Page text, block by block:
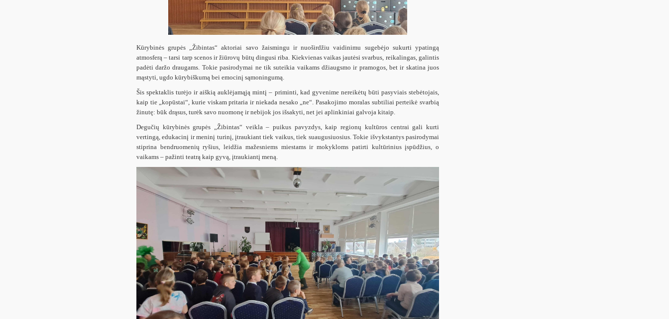
Kūrybinės grupės „Žibintas“ aktoriai savo žaismingu ir nuoširdžiu vaidinimu sugebėjo sukurti ypatingą
atmosferą – tarsi tarp scenos ir žiūrovų būtų dingusi riba. Kiekvienas vaikas jautėsi svarbus, reikalingas, galintis
padėti daržo draugams. Tokie pasirodymai ne tik suteikia vaikams džiaugsmo ir pramogos, bet ir skatina juos
mąstyti, ugdo kūrybiškumą bei emocinį sąmoningumą.
Šis spektaklis turėjo ir aiškią auklėjamąją mintį – priminti, kad gyvenime nereikėtų būti pasyviais stebėtojais,
kaip tie „kopūstai“, kurie viskam pritaria ir niekada nesako „ne“. Pasakojimo moralas subtiliai perteikė svarbią
žinutę: būk drąsus, turėk savo nuomonę ir nebijok jos išsakyti, net jei aplinkiniai galvoja kitaip.
Degučių kūrybinės grupės „Žibintas“ veikla – puikus pavyzdys, kaip regionų kultūros centrai gali kurti
vertingą, edukacinį ir meninį turinį, įtraukiant tiek vaikus, tiek suaugusiuosius. Tokie išvykstantys pasirodymai
stiprina bendruomenių ryšius, leidžia mažesniems miestams ir mokykloms patirti kultūrinius įspūdžius, o
vaikams – pažinti teatrą kaip gyvą, įtraukiantį meną.